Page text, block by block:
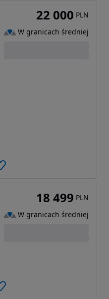
22 000 PLN
W granicach średniej
18 499 PLN
W granicach średniej